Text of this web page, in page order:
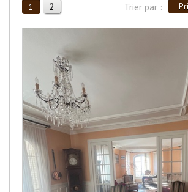
1 2 Trier par :